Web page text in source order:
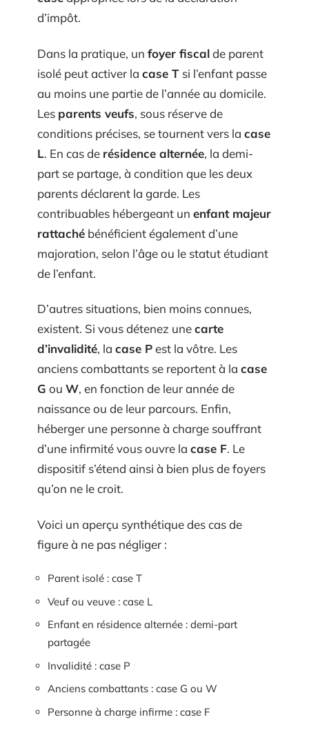
d’impôt.
Dans la pratique, un foyer fiscalde parent
isolé peut activer la case T si l’enfant passe
au moins une partie de l’année au domicile.
Les parents veufs, sous réserve de
conditions précises, se tournent vers la case
L. En cas de résidence alternée, la demi-
part se partage, à condition que les deux
parents déclarent la garde. Les
contribuables hébergeant un enfant majeur
rattaché bénéficient également d’une
majoration, selon l’âge ou le statut étudiant
de l’enfant.
D’autres situations, bien moins connues,
existent. Si vous détenez unecarte
d’invalidité, la case Pest la vôtre. Les
anciens combattants se reportent à la case
G ou W, en fonction de leur année de
naissance ou de leur parcours. Enfin,
héberger une personne à charge souffrant
d’une infirmité vous ouvre la case F. Le
dispositif s’étend ainsi à bien plus de foyers
qu’on ne le croit.
Voici un aperçu synthétique des cas de
figure à ne pas négliger :
Parent isolé : case T
Veuf ou veuve : case L
Enfant en résidence alternée : demi-part
partagée
Invalidité : case P
Anciens combattants : case G ou W
Personne à charge infirme : case F